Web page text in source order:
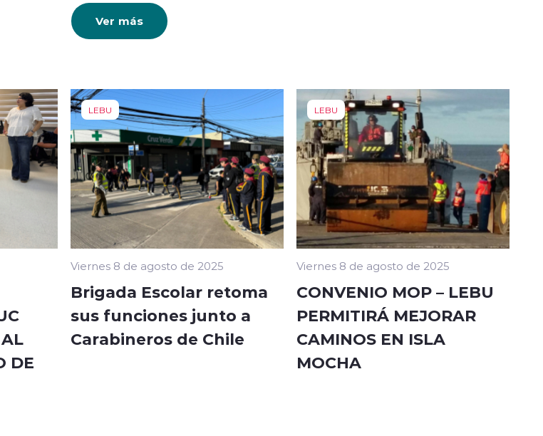
Ver más
DE
LEBU
Viernes 8 de agosto de 2025
Brigada Escolar retoma
sus funciones junto a
Carabineros de Chile
LEBU
Viernes 8 de agosto de 2025
CONVENIO MOP – LEBU
PERMITIRÁ MEJORAR
CAMINOS EN ISLA
MOCHA